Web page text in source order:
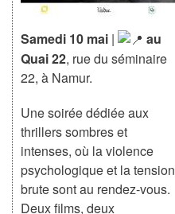
Samedi 10 mai |
au
Quai 22, rue du séminaire
22, à Namur.
Une soirée dédiée aux
thrillers sombres et
intenses, où la violence
psychologique et la tension
brute sont au rendez-vous.
Deux films, deux